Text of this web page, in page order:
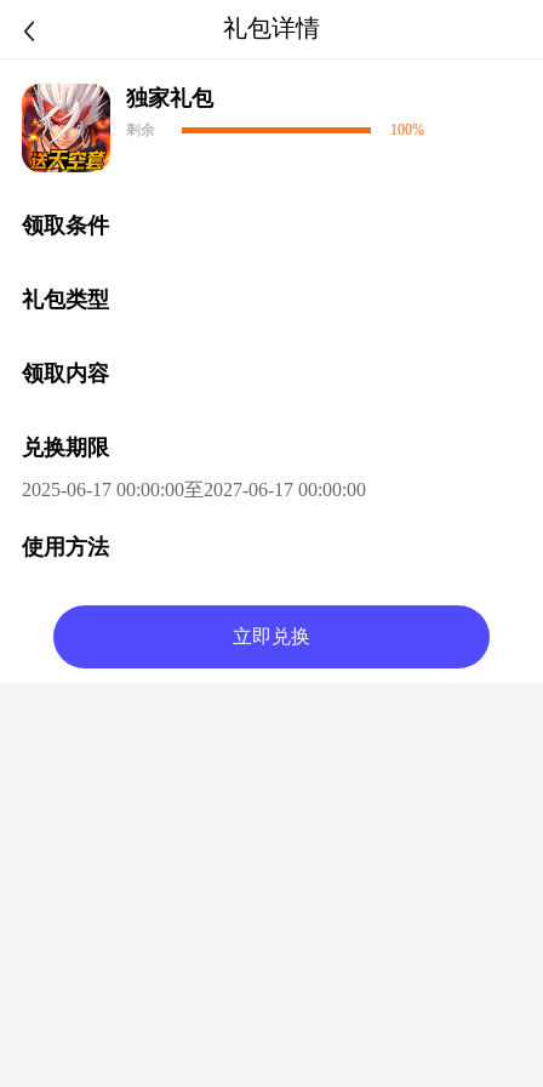
礼包详情
独家礼包
剩余 100%
领取条件
礼包类型
领取内容
兑换期限
2025-06-17 00:00:00至2027-06-17 00:00:00
使用方法
立即兑换